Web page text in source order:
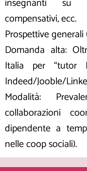
insegnanti su
compensativi, ecc.
Prospettive generali
Domanda alta:
Italia per “tutor
Indeed/Jooble/
Modalità:
collaborazioni
dipendente a
nelle coop sociali).